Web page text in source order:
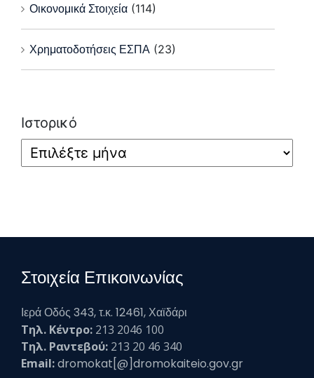
Οικονομικά Στοιχεία (114)
Χρηματοδοτήσεις ΕΣΠΑ (23)
Ιστορικό
Στοιχεία Επικοινωνίας
Ιερά Οδός 343, τ.κ. 12461, Χαϊδάρι
Τηλ. Κέντρο: 213 2046 100
Τηλ. Ραντεβού: 213 20 46 340
Email:dromokat[@]dromokaiteio.gov.gr